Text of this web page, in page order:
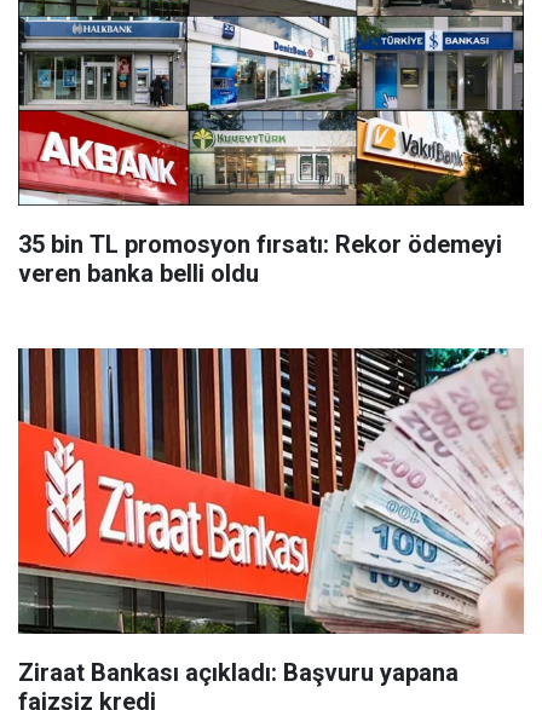
35 bin TL promosyon fırsatı: Rekor ödemeyi
veren banka belli oldu
Ziraat Bankası açıkladı: Başvuru yapana
faizsiz kredi